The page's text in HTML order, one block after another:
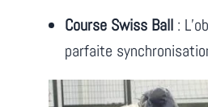
Course Swiss Ball :
parfaite